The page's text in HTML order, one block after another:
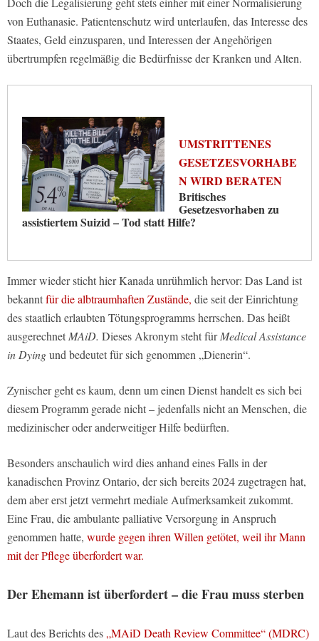
von Euthanasie. Patientenschutz wird unterlaufen, das Interesse des
Staates, Geld einzusparen, und Interessen der Angehörigen
übertrumpfen regelmäßig die Bedürfnisse der Kranken und Alten.
UMSTRITTENES
GESETZESVORHABE
N WIRD BERATEN
Britisches
Gesetzesvorhaben zu
assistiertem Suizid – Tod statt Hilfe?
Immer wieder sticht hier Kanada unrühmlich hervor: Das Land ist
bekanntfür die albtraumhaften Zustände, die seit der Einrichtung
des staatlich erlaubten Tötungsprogramms herrschen. Das heißt
ausgerechnet MAiD. Dieses Akronym steht fürMedical Assistance
in Dyingund bedeutet für sich genommen „Dienerin“.
Zynischer geht es kaum, denn um einen Dienst handelt es sich bei
diesem Programm gerade nicht – jedenfalls nicht an Menschen, die
medizinischer oder anderweitiger Hilfe bedürften.
Besonders anschaulich wird dies anhand eines Falls in der
kanadischen Provinz Ontario, der sich bereits 2024 zugetragen hat,
dem aber erst jetzt vermehrt mediale Aufmerksamkeit zukommt.
Eine Frau, die ambulante palliative Versorgung in Anspruch
genommen hatte, wurde gegen ihren Willen getötet, weil ihr Mann
mit der Pflege überfordert war.
Der Ehemann ist überfordert – die Frau muss sterben
Laut des Berichts des „MAiD Death Review Committee“ (MDRC)